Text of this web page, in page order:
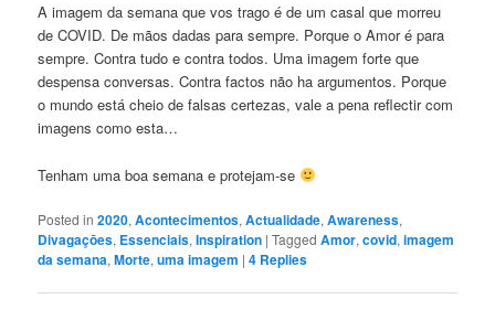
A imagem da semana que vos trago é de um casal que morreu
de COVID. De mãos dadas para sempre. Porque o Amor é para
sempre. Contra tudo e contra todos. Uma imagem forte que
despensa conversas. Contra factos não ha argumentos. Porque
o mundo está cheio de falsas certezas, vale a pena reflectir com
imagens como esta…
Tenham uma boa semana e protejam-se
Posted in 2020,Acontecimentos,Actualidade,Awareness,
Divagaçōes, Essenciais,Inspiration |Tagged Amor,covid,imagem
da semana,Morte,uma imagem |4 Replies